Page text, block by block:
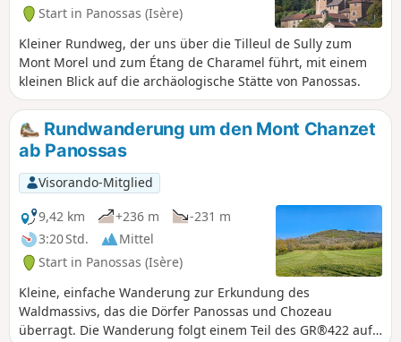
Start in Panossas (Isère)
Kleiner Rundweg, der uns über die Tilleul de Sully zum
Mont Morel und zum Étang de Charamel führt, mit einem
kleinen Blick auf die archäologische Stätte von Panossas.
Rundwanderung um den Mont Chanzet
ab Panossas
Visorando-Mitglied
9,42 km
+236 m
-231 m
3:20 Std.
Mittel
Start in Panossas (Isère)
Kleine, einfache Wanderung zur Erkundung des
Waldmassivs, das die Dörfer Panossas und Chozeau
überragt. Die Wanderung folgt einem Teil des GR®422 auf